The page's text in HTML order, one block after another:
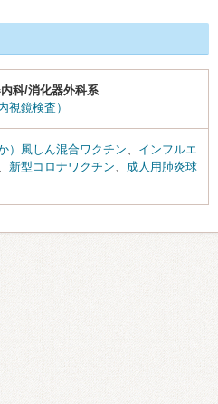
科/消化器外科系
視鏡検査）
）風しん混合ワクチン、 インフルエ
新型コロナワクチン、 成人用肺炎球